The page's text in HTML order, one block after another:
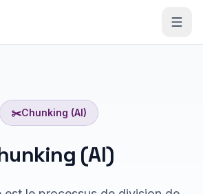
✂️Chunking (AI)
(AI)